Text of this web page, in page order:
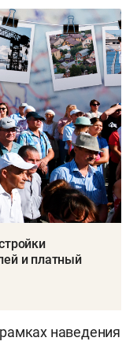
и платный
наведения